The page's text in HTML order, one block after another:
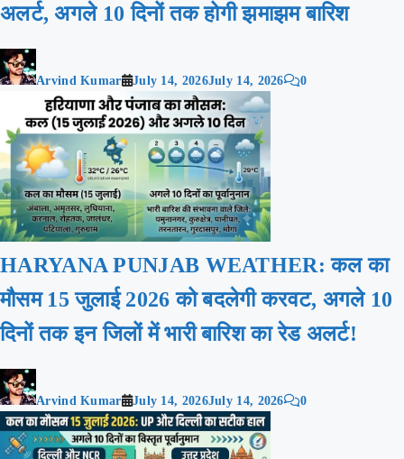
अलर्ट, अगले 10 दिनों तक होगी झमाझम बारिश
Arvind Kumar July 14, 2026July 14, 2026 0
HARYANA PUNJAB WEATHER: कल का
मौसम 15 जुलाई 2026 को बदलेगी करवट, अगले 10
दिनों तक इन जिलों में भारी बारिश का रेड अलर्ट!
Arvind Kumar July 14, 2026July 14, 2026 0